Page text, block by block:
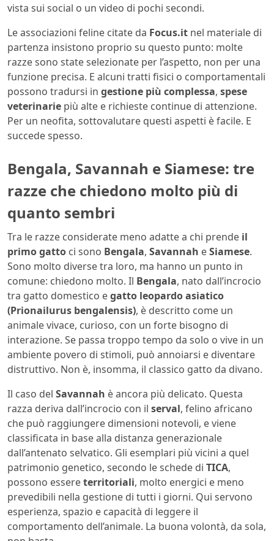
vista sui social o un video di pochi secondi.
Le associazioni feline citate da Focus.it nel materiale di
partenza insistono proprio su questo punto: molte
razze sono state selezionate per l’aspetto, non per una
funzione precisa. E alcuni tratti fisici o comportamentali
possono tradursi in gestione più complessa, spese
veterinarie più alte e richieste continue di attenzione.
Per un neofita, sottovalutare questi aspetti è facile. E
succede spesso.
Bengala, Savannah e Siamese: tre
razze che chiedono molto più di
quanto sembri
Tra le razze considerate meno adatte a chi prende il
primo gatto ci sono Bengala, Savannah eSiamese.
Sono molto diverse tra loro, ma hanno un punto in
comune: chiedono molto. Il Bengala, nato dall’incrocio
tra gatto domestico egatto leopardo asiatico
(Prionailurus bengalensis), è descritto come un
animale vivace, curioso, con un forte bisogno di
interazione. Se passa troppo tempo da solo o vive in un
ambiente povero di stimoli, può annoiarsi e diventare
distruttivo. Non è, insomma, il classico gatto da divano.
Il caso del Savannah è ancora più delicato. Questa
razza deriva dall’incrocio con il serval, felino africano
che può raggiungere dimensioni notevoli, e viene
classificata in base alla distanza generazionale
dall’antenato selvatico. Gli esemplari più vicini a quel
patrimonio genetico, secondo le schede di TICA,
possono essereterritoriali, molto energici e meno
prevedibili nella gestione di tutti i giorni. Qui servono
esperienza, spazio e capacità di leggere il
comportamento dell’animale. La buona volontà, da sola,